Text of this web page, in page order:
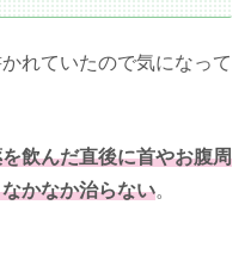
れていたので気になって
飲んだ直後に首やお腹周
かなか治らない。